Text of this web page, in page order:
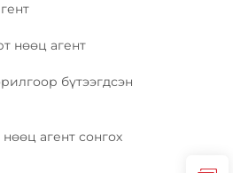
нөөц агент
бүтээгдсэн
агент сонгох